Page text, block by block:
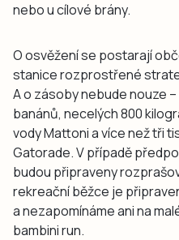
nebo u cílové brány.
O osvěžení se postarají
stanice rozprostřené
A o zásoby nebude nouze
banánů, necelých 800
vody Mattoni a více než tři
Gatorade. V případě
budou připraveny
rekreační běžce je
a nezapomínáme ani na
bambini run.